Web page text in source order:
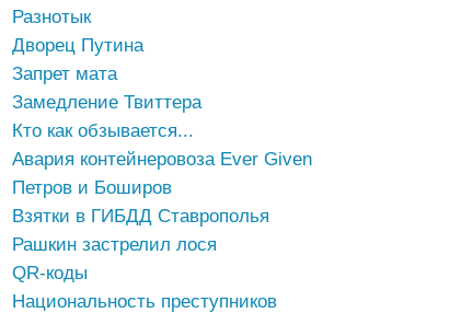
Разнотык
Дворец Путина
Запрет мата
Замедление Твиттера
Кто как обзывается...
Авария контейнеровоза Ever Given
Петров и Боширов
Взятки в ГИБДД Ставрополья
Рашкин застрелил лося
QR-коды
Национальность преступников